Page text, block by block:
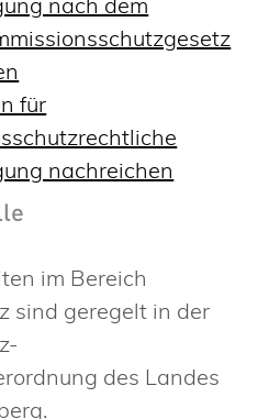
für
nachreichen
im Bereich
sind geregelt in der
des Landes